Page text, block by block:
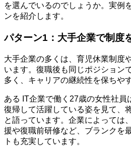
を選んでいるのでしょうか。実例
ンを紹介します。
パターン1：大手企業で制度
大手企業の多くは、育児休業制度
います。復職後も同じポジション
多く、キャリアの継続性を保ちや
ある IT企業で働く27歳の女性社員
復帰して活躍している姿を見て、
と語っています。企業によっては
援や復職前研修など、ブランクを
トも充実しています。